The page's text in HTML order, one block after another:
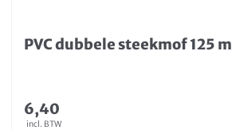
PVC dubbele steekmof 125
6,40
incl. BTW